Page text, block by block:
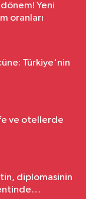
Yeni
oranları
Türkiye'nin
ve otellerde
diplomasinin